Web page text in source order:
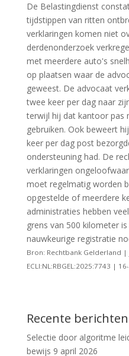
De Belastingdienst
tijdstippen van ritten
verklaringen komen niet
derdenonderzoek
met meerdere auto's
op plaatsen waar de
geweest. De advocaat
twee keer per dag naar
terwijl hij dat kantoor pas
gebruiken. Ook beweert
keer per dag post
ondersteuning had. De
verklaringen
moet regelmatig worden
opgestelde of meerdere
administraties hebben
grens van 500 kilometer
nauwkeurige registratie
Bron: Rechtbank Gelderland
ECLI:NL:RBGEL:2025:7743 |
Recente berichten
Selectie door algoritme
bewijs 9 april 2026